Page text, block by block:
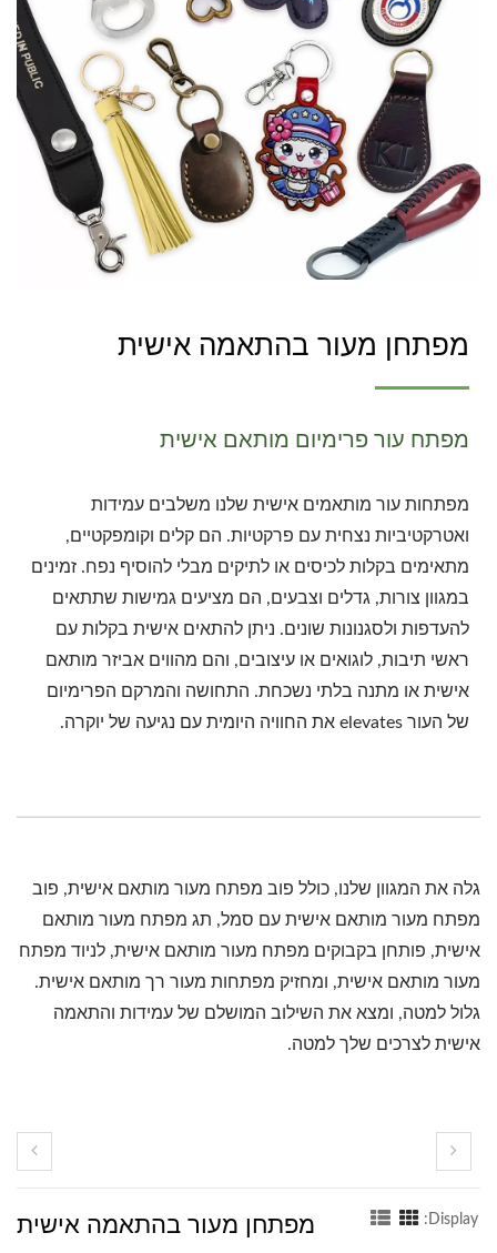
מפתחן מעור בהתאמה אישית
מפתח עור פרימיום מותאם אישית
מפתחות עור מותאמים אישית שלנו משלבים עמידות
ואטרקטיביות נצחית עם פרקטיות. הם קלים וקומפקטיים,
מתאימים בקלות לכיסים או לתיקים מבלי להוסיף נפח. זמינים
במגוון צורות, גדלים וצבעים, הם מציעים גמישות שתתאים
להעדפות ולסגנונות שונים. ניתן להתאים אישית בקלות עם
ראשי תיבות, לוגואים או עיצובים, והם מהווים אביזר מותאם
אישית או מתנה בלתי נשכחת. התחושה והמרקם הפרימיום
של העור elevates את החוויה היומית עם נגיעה של יוקרה.
גלה את המגוון שלנו, כולל פוב מפתח מעור מותאם אישית, פוב
מפתח מעור מותאם אישית עם סמל, תג מפתח מעור מותאם
אישית, פותחן בקבוקים מפתח מעור מותאם אישית, לניוד מפתח
מעור מותאם אישית, ומחזיק מפתחות מעור רך מותאם אישית.
גלול למטה, ומצא את השילוב המושלם של עמידות והתאמה
אישית לצרכים שלך למטה.
מפתחן מעור בהתאמה אישית Display: